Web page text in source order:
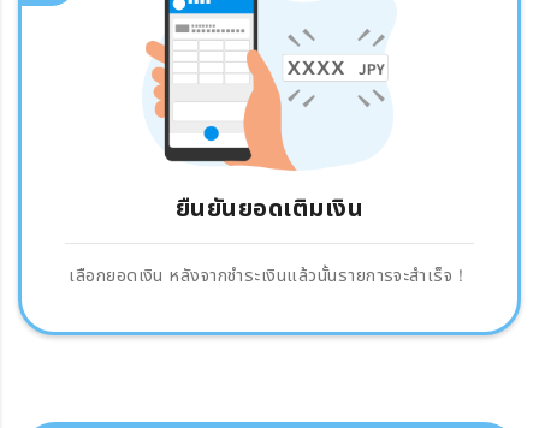
ยืนยันยอดเติมเงิน
เลือกยอดเงิน หลังจากชำระเงินแล้วนั้นรายการจะสำเร็จ！